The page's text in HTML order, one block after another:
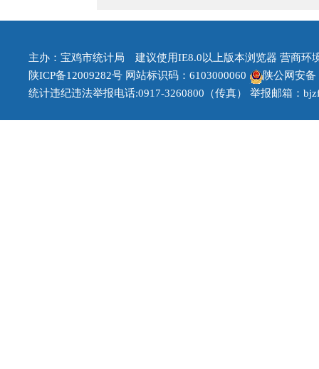
主办：宝鸡市统计局 建议使用IE8.0以上版本浏览器 营商环
陕ICP备12009282号 网站标识码：6103000060
陕公网安备
统计违纪违法举报电话:0917-3260800（传真） 举报邮箱：